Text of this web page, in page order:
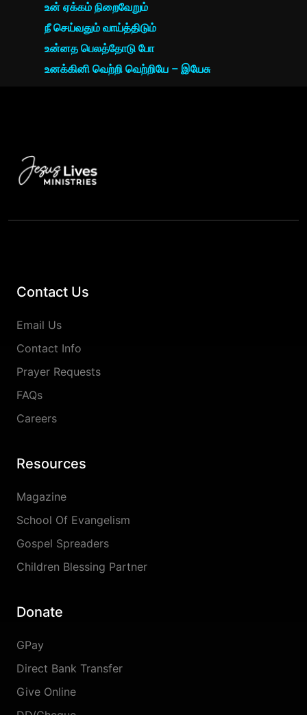
உன் ஏக்கம் நிறைவேறும்
நீ செய்வதும் வாய்த்திடும்
உன்னத பெலத்தோடு போ
உனக்கினி வெற்றி வெற்றியே – இயேசு
Contact Us
Email Us
Contact Info
Prayer Requests
FAQs
Careers
Resources
Magazine
School Of Evangelism
Gospel Spreaders
Children Blessing Partner
Donate
GPay
Direct Bank Transfer
Give Online